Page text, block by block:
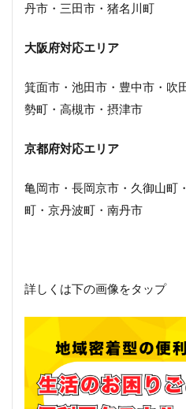
丹市・三田市・猪名川町
大阪府対応エリア
箕面市・池田市・豊中市・吹
勢町・高槻市・摂津市
京都府対応エリア
亀岡市・長岡京市・久御山町
町・京丹波町・南丹市
詳しくは下の画像をタップ